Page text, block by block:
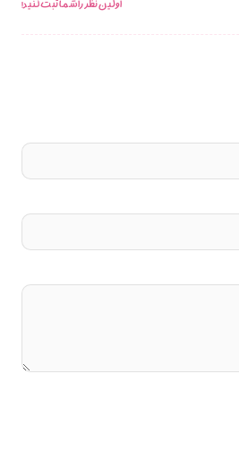
اولین نظر را شما ثبت کنید!